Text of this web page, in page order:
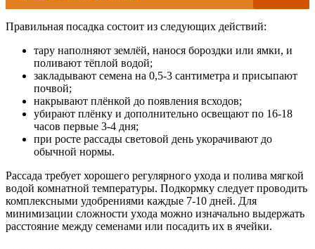
Правильная посадка состоит из следующих действий:
тару наполняют землёй, нанося бороздки или ямки, и
поливают тёплой водой;
закладывают семена на 0,5-3 сантиметра и присыпают
почвой;
накрывают плёнкой до появления всходов;
убирают плёнку и дополнительно освещают по 16-18
часов первые 3-4 дня;
при росте рассады световой день укорачивают до
обычной нормы.
Рассада требует хорошего регулярного ухода и полива мягкой
водой комнатной температуры. Подкормку следует проводить
комплексными удобрениями каждые 7-10 дней. Для
минимизации сложности ухода можно изначально выдержать
расстояние между семенами или посадить их в ячейки.